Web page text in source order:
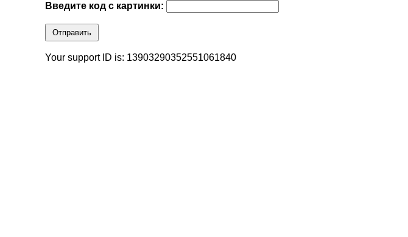
Введите код с картинки:
Отправить
Your support ID is: 13903290352551061840